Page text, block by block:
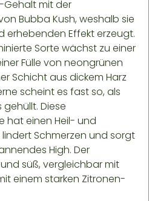
Gehalt mit der
Bubba Kush, weshalb sie
erhebenden Effekt erzeugt.
Sorte wächst zu einer
Fülle von neongrünen
Schicht aus dickem Harz
scheint es fast so, als
gehüllt. Diese
hat einen Heil- und
Schmerzen und sorgt
High. Der
süß, vergleichbar mit
einem starken Zitronen-